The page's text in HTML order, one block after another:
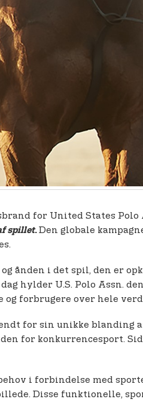
for United States
spillet.Den globale
ånden i det spil, den er
dag hylder U.S. Polo Assn.
forbrugere over hele
for sin unikke blanding
for konkurrencesport.
i forbindelse med
Disse funktionelle,